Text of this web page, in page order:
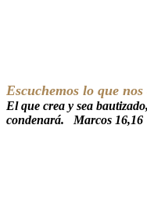
Escuchemos lo que
El que crea y sea
condenará. Marcos 16,16